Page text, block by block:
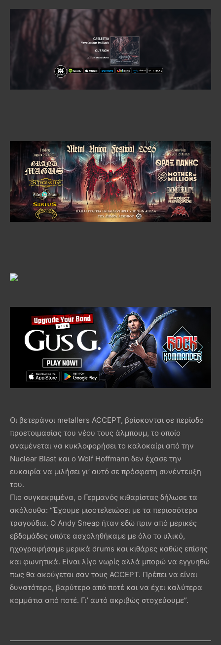
Οι βετεράνοι metallers ACCEPT, βρίσκονται σε περίοδο
προετοιμασίας του νέου τους άλμπουμ, το οποίο
αναμένεται να κυκλοφορήσει το καλοκαίρι από την
Nuclear Blast και ο Wolf Hoffmann δεν έχασε την
ευκαιρία να μιλήσει γι’ αυτό σε πρόσφατη συνέντευξη
του.
Πιο συγκεκριμένα, ο Γερμανός κιθαρίστας δήλωσε τα
ακόλουθα: “Έχουμε μισοτελειώσει με τα περισσότερα
τραγούδια. Ο Andy Sneap ήταν εδώ πριν από μερικές
εβδομάδες οπότε ασχοληθήκαμε με όλο το υλικό,
ηχογραφήσαμε μερικά drums και κιθάρες καθώς επίσης
και φωνητικά. Είναι λίγο νωρίς αλλά μπορώ να εγγυηθώ
πως θα ακούγεται σαν τους ACCEPT. Πρέπει να είναι
δυνατότερο, βαρύτερο από ποτέ και να έχει καλύτερα
κομμάτια από ποτέ. Γι’ αυτό ακριβώς στοχεύουμε”.